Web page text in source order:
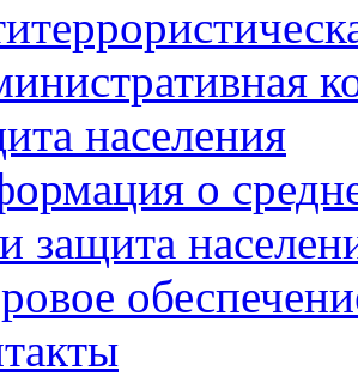
населения
о
защита